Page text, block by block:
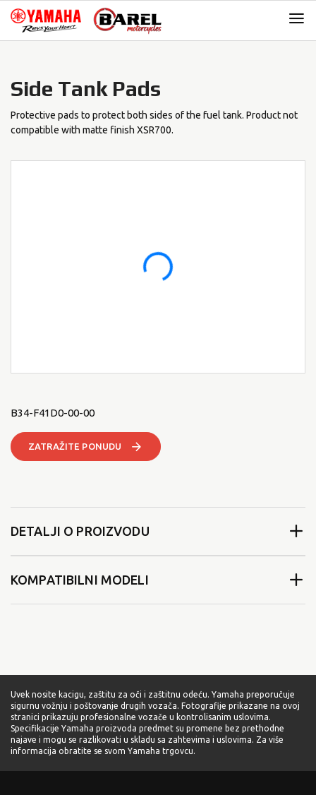
Skip
navigation
Skip
content
Side Tank Pads
Protective pads to protect both sides of the fuel tank. Product not
compatible with matte finish XSR700.
B34-F41D0-00-00
ZATRAŽITE PONUDU
DETALJI O PROIZVODU
KOMPATIBILNI MODELI
Uvek nosite kacigu, zaštitu za oči i zaštitnu odeću. Yamaha preporučuje
sigurnu vožnju i poštovanje drugih vozača. Fotografije prikazane na ovoj
stranici prikazuju profesionalne vozače u kontrolisanim uslovima.
Specifikacije Yamaha proizvoda predmet su promene bez prethodne
najave i mogu se razlikovati u skladu sa zahtevima i uslovima. Za više
informacija obratite se svom Yamaha trgovcu.